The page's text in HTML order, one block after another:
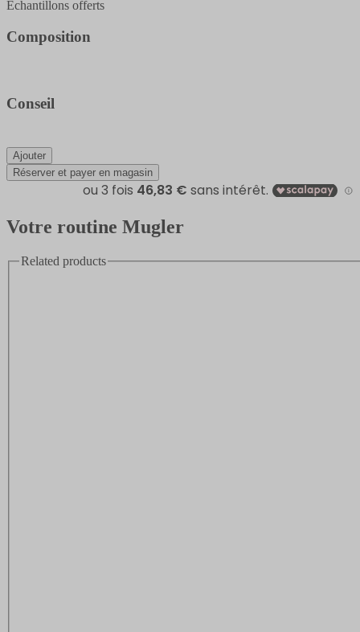
Échantillons offerts
Composition
Conseil
Ajouter
Réserver et payer en magasin
Votre routine Mugler
Related products